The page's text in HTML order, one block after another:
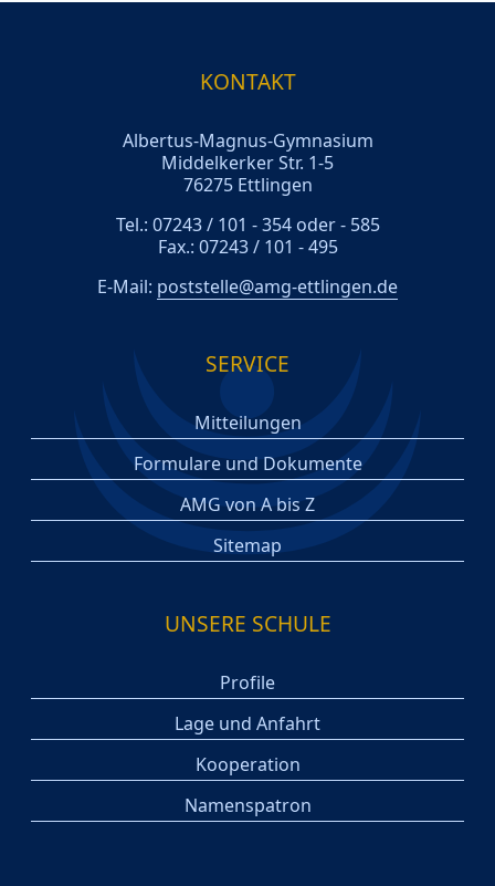
KONTAKT
Albertus-Magnus-Gymnasium
Middelkerker Str. 1-5
76275 Ettlingen
Tel.: 07243 / 101 - 354 oder - 585
Fax.: 07243 / 101 - 495
E-Mail: poststelle@amg-ettlingen.de
SERVICE
Mitteilungen
Formulare und Dokumente
AMG von A bis Z
Sitemap
UNSERE SCHULE
Profile
Lage und Anfahrt
Kooperation
Namenspatron